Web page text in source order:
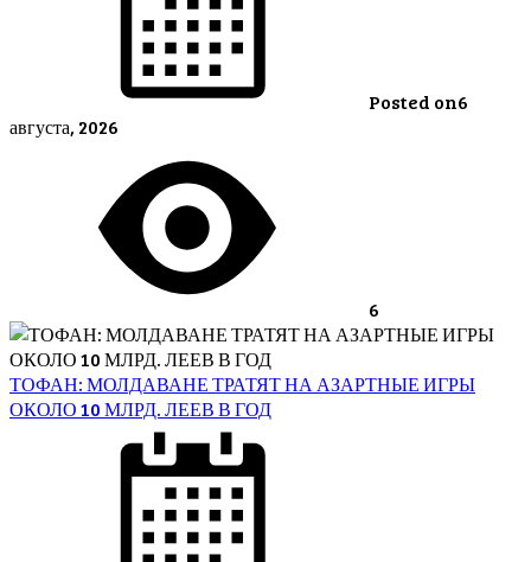
Posted on6
августа, 2026
6
ТОФАН: МОЛДАВАНЕ ТРАТЯТ НА АЗАРТНЫЕ ИГРЫ
ОКОЛО 10 МЛРД. ЛЕЕВ В ГОД